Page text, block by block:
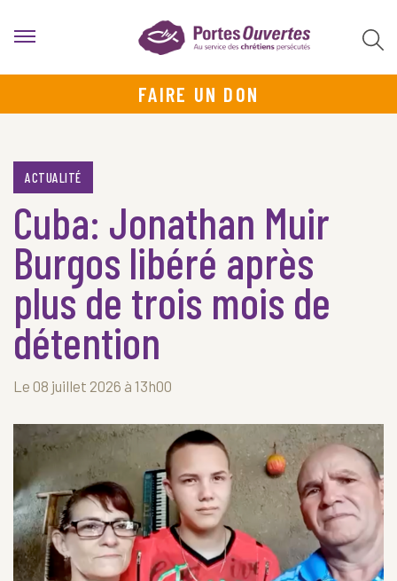
FAIRE UN DON
ACTUALITÉ
Cuba: Jonathan Muir
Burgos libéré après
plus de trois mois de
détention
Le 08 juillet 2026 à 13h00